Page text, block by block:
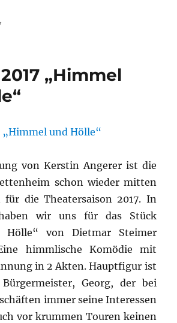
„Himmel
von Kerstin Angerer ist die
schon wieder mitten
die Theatersaison 2017. In
wir uns für das Stück
Hölle“ von Dietmar Steimer
himmlische Komödie mit
in 2 Akten. Hauptfigur ist
Georg, der bei
immer seine Interessen
vor krummen Touren keinen